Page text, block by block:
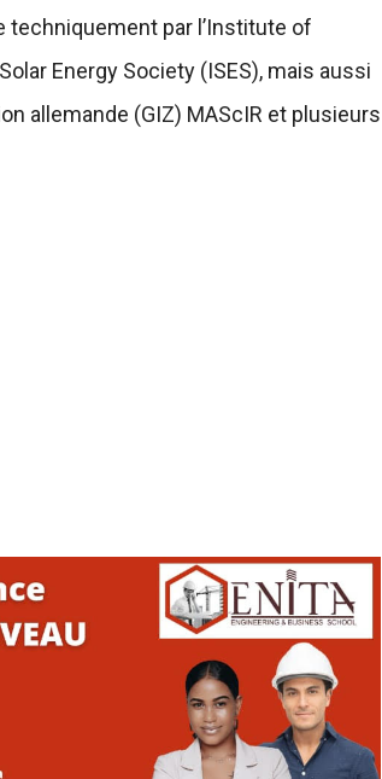
par l’Institute of
Energy Society (ISES), mais aussi
allemande (GIZ) MAScIR et plusieurs